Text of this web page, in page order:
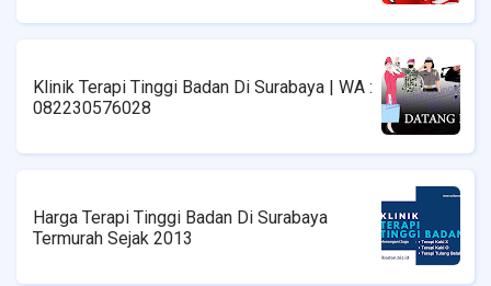
Klinik Terapi Tinggi Badan Di Surabaya | WA :
082230576028
Harga Terapi Tinggi Badan Di Surabaya
Termurah Sejak 2013